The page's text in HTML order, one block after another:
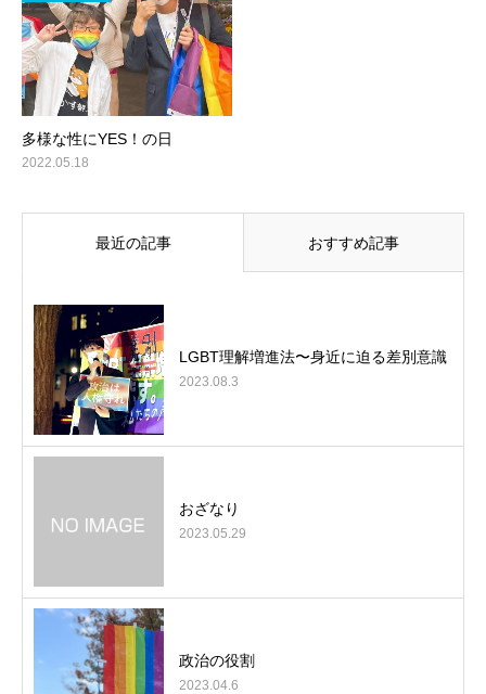
多様な性にYES！の日
2022.05.18
最近の記事 おすすめ記事
LGBT理解増進法〜身近に迫る差別意識
2023.08.3
おざなり
2023.05.29
政治の役割
2023.04.6